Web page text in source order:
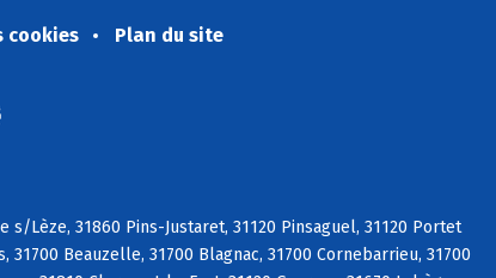
cookies Plan du site
s/Lèze, 31860 Pins-Justaret, 31120 Pinsaguel, 31120 Portet
Beauzelle, 31700 Blagnac, 31700 Cornebarrieu, 31700